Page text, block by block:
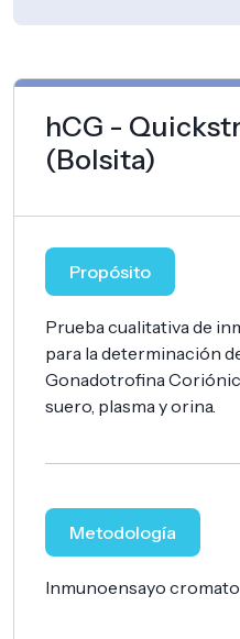
hCG -
(Bolsita)
Propósito
Prueba cualitativa de
para la determinación
Gonadotrofina
suero, plasma y orina.
Metodología
Inmunoensayo